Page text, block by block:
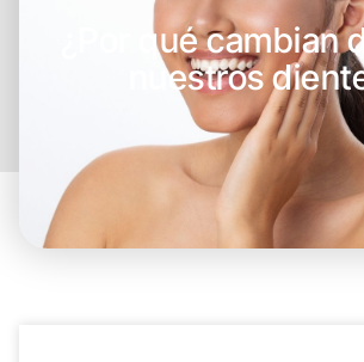
¿Por qué cambian
nuestros